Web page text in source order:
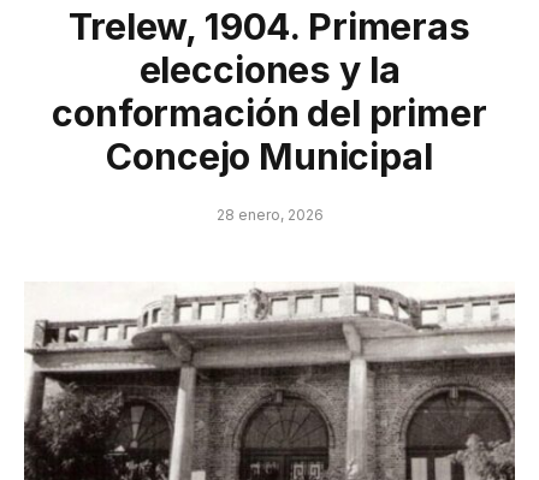
Trelew, 1904. Primeras
elecciones y la
conformación del primer
Concejo Municipal
28 enero, 2026